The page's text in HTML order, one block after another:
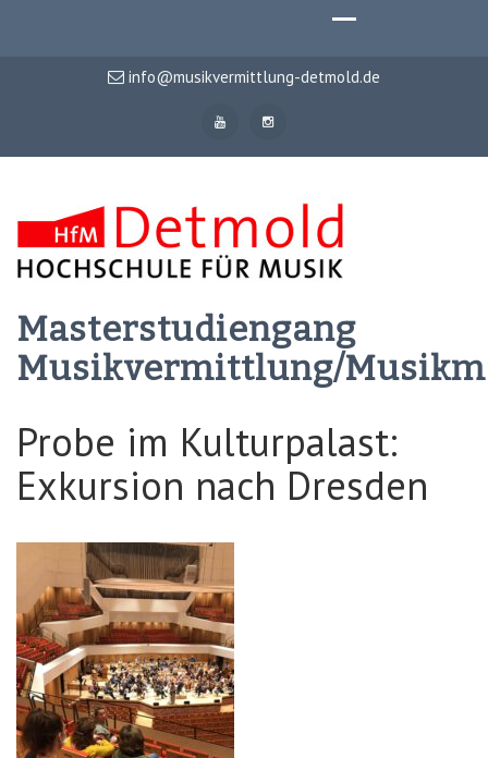
info@musikvermittlung-detmold.de
Masterstudiengang
Musikvermittlung/
Probe im Kulturpalast:
Exkursion nach Dresden